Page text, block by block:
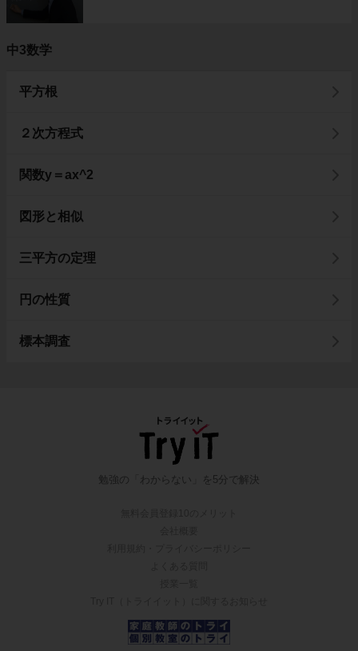
中3数学
平方根
２次方程式
関数y＝ax^2
図形と相似
三平方の定理
円の性質
標本調査
勉強の「わからない」を5分で解決